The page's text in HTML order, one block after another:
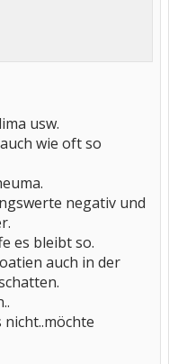
usw.
wie oft so
negativ und
es bleibt so.
auch in der